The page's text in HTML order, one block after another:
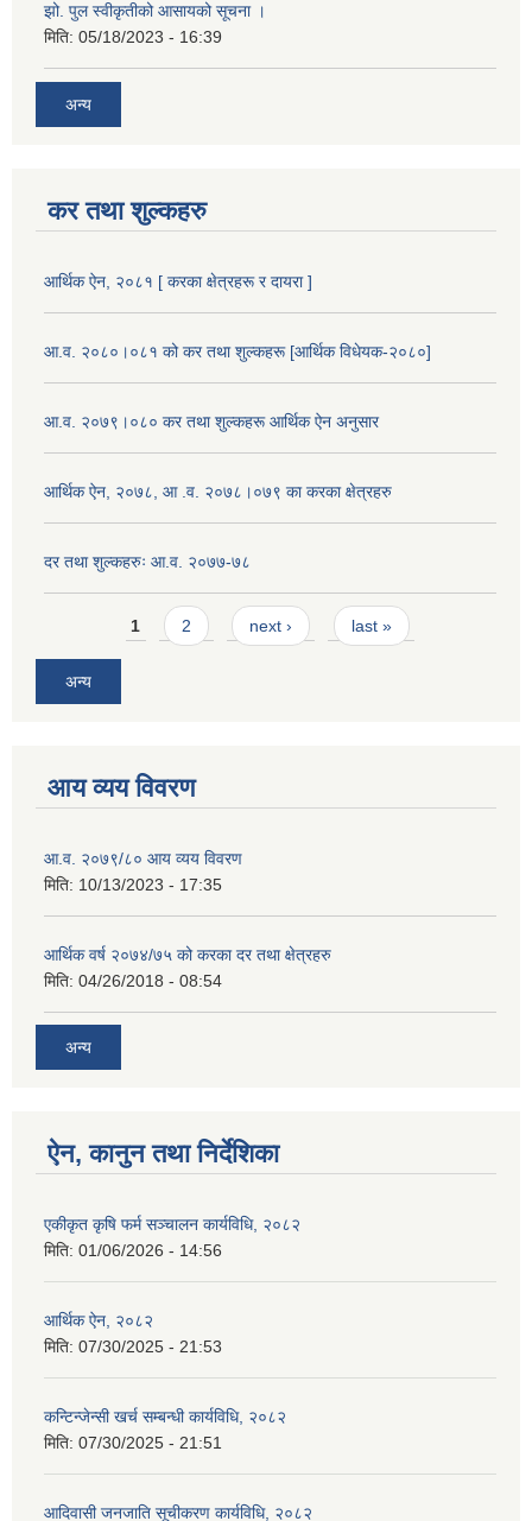
झो. पुल स्वीकृतीको आसायको सूचना ।
मिति: 05/18/2023 - 16:39
अन्य
कर तथा शुल्कहरु
आर्थिक ऐन, २०८१ [ करका क्षेत्रहरू र दायरा ]
आ.व. २०८०।०८१ को कर तथा शुल्कहरू [आर्थिक विधेयक-२०८०]
आ.व. २०७९।०८० कर तथा शुल्कहरू आर्थिक ऐन अनुसार
आर्थिक ऐन, २०७८, आ .व. २०७८।०७९ का करका क्षेत्रहरु
दर तथा शुल्कहरुः आ.व. २०७७-७८
Pages1 2 next › last »
अन्य
आय व्यय विवरण
आ.व. २०७९/८० आय व्यय विवरण
मिति: 10/13/2023 - 17:35
आर्थिक वर्ष २०७४/७५ को करका दर तथा क्षेत्रहरु
मिति: 04/26/2018 - 08:54
अन्य
ऐन, कानुन तथा निर्देशिका
एकीकृत कृषि फर्म सञ्चालन कार्यविधि, २०८२
मिति: 01/06/2026 - 14:56
आर्थिक ऐन, २०८२
मिति: 07/30/2025 - 21:53
कन्टिन्जेन्सी खर्च सम्बन्धी कार्यविधि, २०८२
मिति: 07/30/2025 - 21:51
आदिवासी जनजाति सूचीकरण कार्यविधि, २०८२